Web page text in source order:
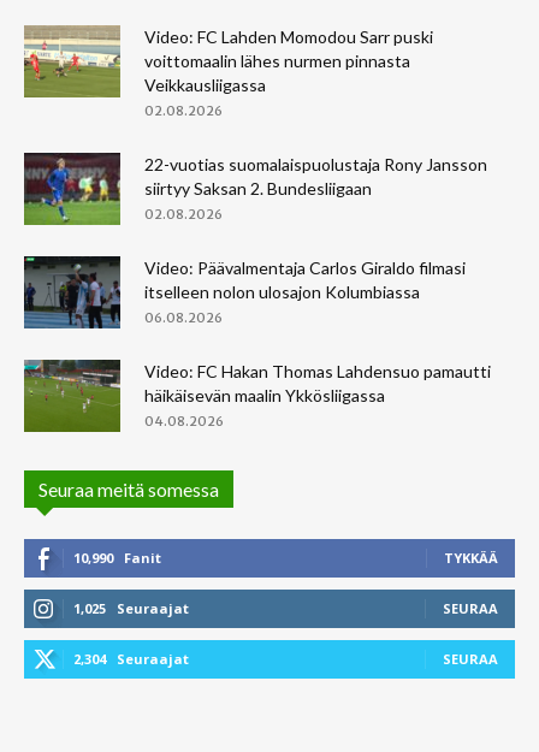
Video: FC Lahden Momodou Sarr puski
voittomaalin lähes nurmen pinnasta
Veikkausliigassa
02.08.2026
22-vuotias suomalaispuolustaja Rony Jansson
siirtyy Saksan 2. Bundesliigaan
02.08.2026
Video: Päävalmentaja Carlos Giraldo filmasi
itselleen nolon ulosajon Kolumbiassa
06.08.2026
Video: FC Hakan Thomas Lahdensuo pamautti
häikäisevän maalin Ykkösliigassa
04.08.2026
Seuraa meitä somessa
10,990 Fanit TYKKÄÄ
1,025 Seuraajat SEURAA
2,304 Seuraajat SEURAA